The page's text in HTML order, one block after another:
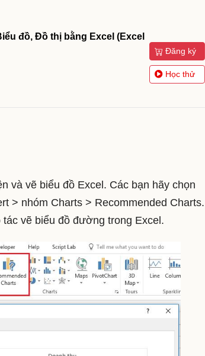
đồ, Đồ thị bằng Excel (Excel
Đăng ký
Học thử
và vẽ biểu đồ Excel. Các bạn hãy chọn
> nhóm Charts > Recommended Charts.
vẽ biểu đồ đường trong Excel.